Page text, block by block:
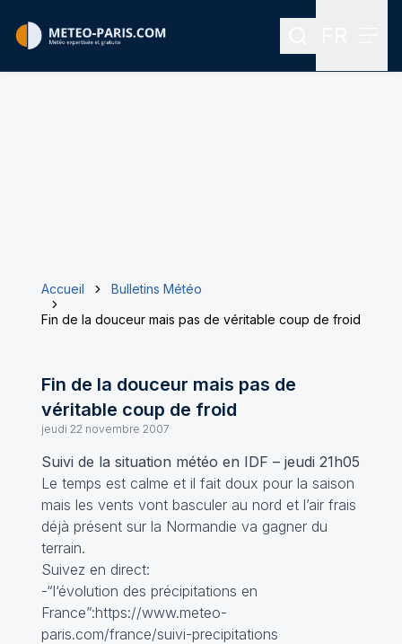
Rechercher
Accueil
Bulletins Météo
Fin de la douceur mais pas de véritable coup de froid
Fin de la douceur mais pas de
véritable coup de froid
jeudi 22 novembre 2007
Suivi de la situation météo en IDF – jeudi 21h05
Le temps est calme et il fait doux pour la saison
mais les vents vont basculer au nord et l’air frais
déjà présent sur la Normandie va gagner du
terrain.
Suivez en direct:
-“l‘évolution des précipitations en
France”:https://www.meteo-
paris.com/france/suivi-precipitations